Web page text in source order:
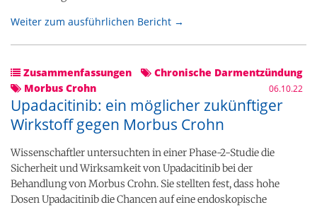
Weiter zum ausführlichen Bericht →
Zusammenfassungen
Chronische Darmentzündung
Morbus Crohn
06.10.22
Upadacitinib: ein möglicher zukünftiger
Wirkstoff gegen Morbus Crohn
Wissenschaftler untersuchten in einer Phase-2-Studie die
Sicherheit und Wirksamkeit von Upadacitinib bei der
Behandlung von Morbus Crohn. Sie stellten fest, dass hohe
Dosen Upadacitinib die Chancen auf eine endoskopische